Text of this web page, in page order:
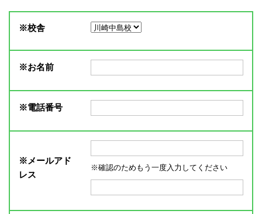
※校舎
※お名前
※電話番号
※ メールアド
レス
※確認のためもう一度入力してください